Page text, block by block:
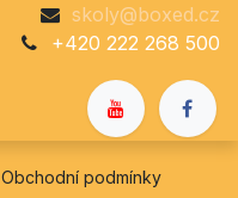
skoly@boxed.cz
+420 222 268 500
Obchodní podmínky